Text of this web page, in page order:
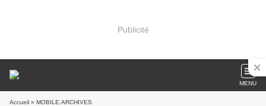
Publicité
MENU
Accueil » MOBILE.ARCHIVES